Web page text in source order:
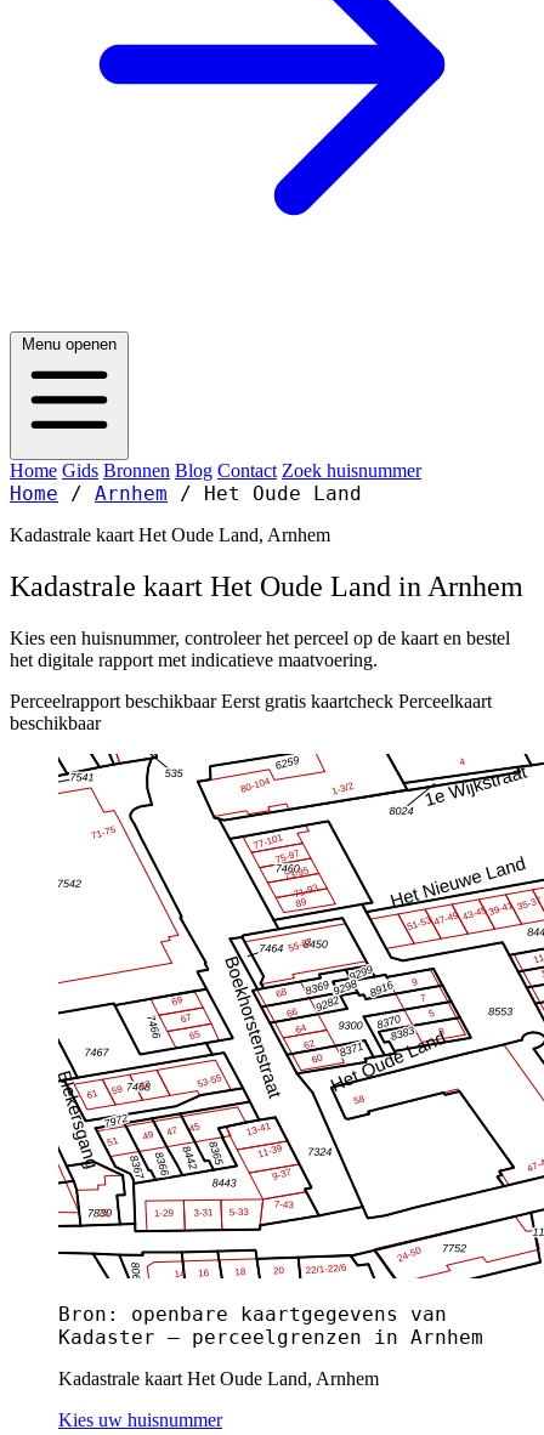
Menu openen
Home Gids Bronnen Blog Contact Zoek huisnummer
Home / Arnhem / Het Oude Land
Kadastrale kaart Het Oude Land, Arnhem
Kadastrale kaart Het Oude Land in Arnhem
Kies een huisnummer, controleer het perceel op de kaart en bestel
het digitale rapport met indicatieve maatvoering.
Perceelrapport beschikbaar Eerst gratis kaartcheck Perceelkaart
beschikbaar
Bron: openbare kaartgegevens van
Kadaster — perceelgrenzen in Arnhem
Kadastrale kaart Het Oude Land, Arnhem
Kies uw huisnummer